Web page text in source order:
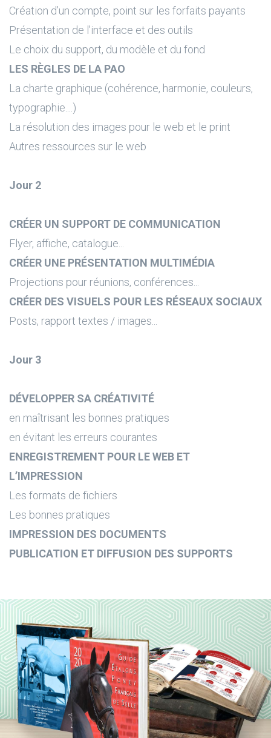
Création d’un compte, point sur les forfaits payants
Présentation de l’interface et des outils
Le choix du support, du modèle et du fond
LES RÈGLES DE LA PAO
La charte graphique (cohérence, harmonie, couleurs,
typographie....)
La résolution des images pour le web et le print
Autres ressources sur le web
Jour 2
CRÉER UN SUPPORT DE COMMUNICATION
Flyer, affiche, catalogue...
CRÉER UNE PRÉSENTATION MULTIMÉDIA
Projections pour réunions, conférences...
CRÉER DES VISUELS POUR LES RÉSEAUX SOCIAUX
Posts, rapport textes / images...
Jour 3
DÉVELOPPER SA CRÉATIVITÉ
en maîtrisant les bonnes pratiques
en évitant les erreurs courantes
ENREGISTREMENT POUR LE WEB ET
L’IMPRESSION
Les formats de fichiers
Les bonnes pratiques
IMPRESSION DES DOCUMENTS
PUBLICATION ET DIFFUSION DES SUPPORTS